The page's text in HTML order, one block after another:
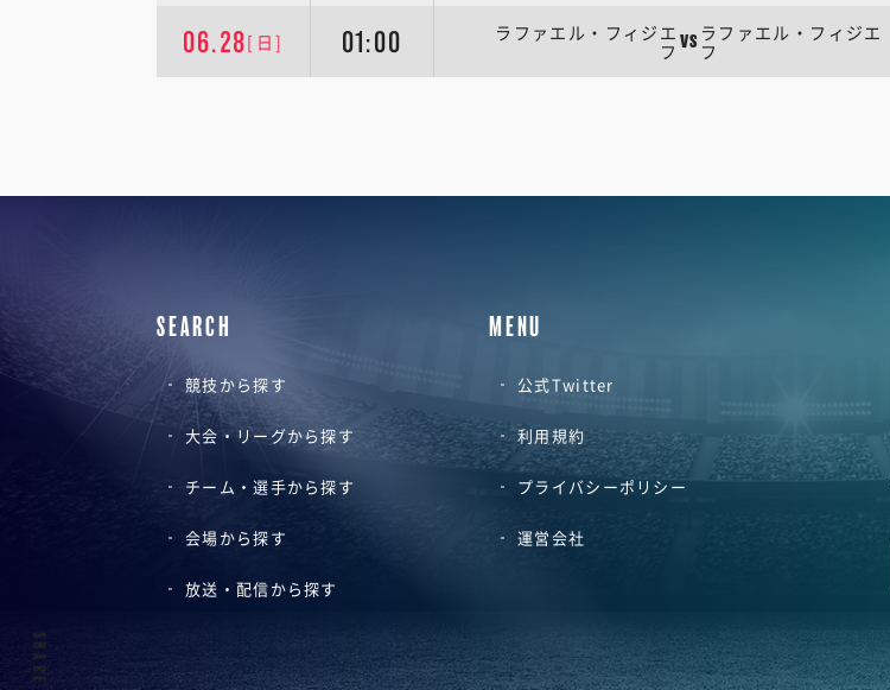
06.28[日] 01:00
ラファエル・フィジエ
フ VS ラファエル・フィジエ
フ
SEARCH
競技から探す
大会・リーグから探す
チーム・選手から探す
会場から探す
放送・配信から探す
MENU
公式Twitter
利用規約
プライバシーポリシー
運営会社
SHARE